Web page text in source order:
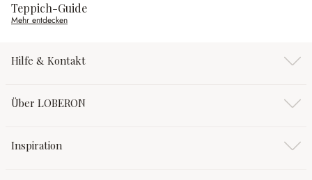
Teppich-Guide
Mehr entdecken
Hilfe & Kontakt
Über LOBERON
Inspiration